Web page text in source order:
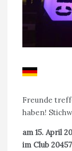
Freunde
haben!
am 15. April
im Club 20457